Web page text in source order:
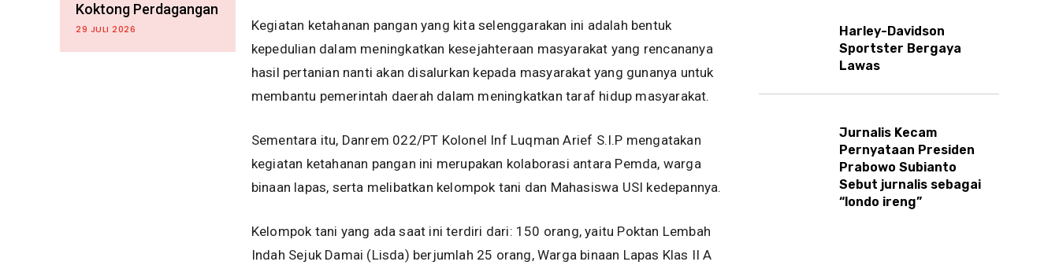
Koktong Perdagangan
29 JULI 2026
Kegiatan ketahanan pangan yang kita selenggarakan ini adalah bentuk
kepedulian dalam meningkatkan kesejahteraan masyarakat yang rencananya
hasil pertanian nanti akan disalurkan kepada masyarakat yang gunanya untuk
membantu pemerintah daerah dalam meningkatkan taraf hidup masyarakat.
Sementara itu, Danrem 022/PT Kolonel Inf Luqman Arief S.I.P mengatakan
kegiatan ketahanan pangan ini merupakan kolaborasi antara Pemda, warga
binaan lapas, serta melibatkan kelompok tani dan Mahasiswa USI kedepannya.
Kelompok tani yang ada saat ini terdiri dari: 150 orang, yaitu Poktan Lembah
Indah Sejuk Damai (Lisda) berjumlah 25 orang, Warga binaan Lapas Klas II A
Harley-Davidson
Sportster Bergaya
Lawas
Jurnalis Kecam
Pernyataan Presiden
Prabowo Subianto
Sebut jurnalis sebagai
“londo ireng”